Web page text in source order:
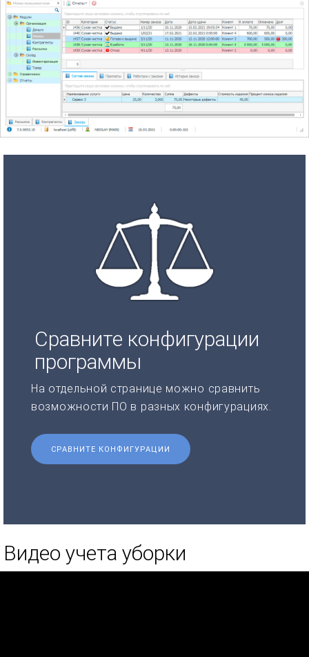
Сравните конфигурации
программы
На отдельной странице можно сравнить
возможности ПО в разных конфигурациях.
СРАВНИТЕ КОНФИГУРАЦИИ
Видео учета уборки